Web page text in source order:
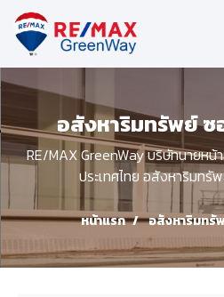
อสังหาริมทรัพย์ ซ
RE/MAX GreenWay บริษัทนายห
ประเทศไทย อสังหาริมทรั
หน้าแรก อสังหาริมทรั